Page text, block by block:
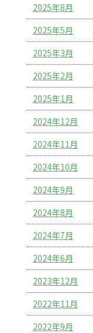
2025年8月
2025年5月
2025年3月
2025年2月
2025年1月
2024年12月
2024年11月
2024年10月
2024年9月
2024年8月
2024年7月
2024年6月
2023年12月
2022年11月
2022年9月